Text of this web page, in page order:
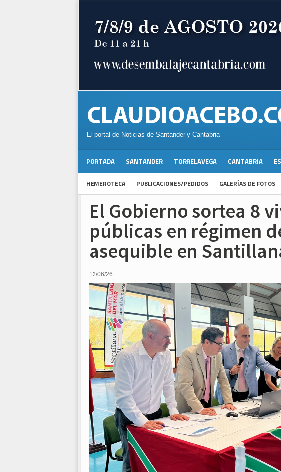
El portal de Noticias de Santander y Cantabria
PORTADA SANTANDER TORRELAVEGA CANTABRIA
HEMEROTECA PUBLICACIONES/PEDIDOS GALERÍAS DE FOTOS
El Gobierno sortea 8
públicas en régimen
asequible en
12/06/26